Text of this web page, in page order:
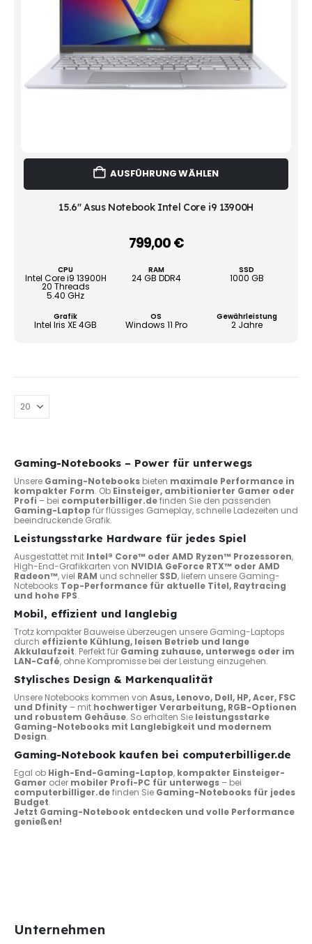
AUSFÜHRUNG WÄHLEN
weist
15.6" Asus Notebook Intel Core i9 13900H
799,00€–
CPU
Intel Core i9 13900H
20 Threads
5.40 GHz
RAM
24 GB DDR4
SSD
1000 GB
Grafik
Intel Iris XE 4GB
OS
Windows 11 Pro
Gewährleistung
2 Jahre
Gaming-Notebooks – Power für unterwegs
Unsere Gaming-Notebooks bieten maximale Performance in
kompakter Form. Ob Einsteiger, ambitionierter Gamer oder
Profi – bei computerbilliger.definden Sie den passenden
Gaming-Laptop für flüssiges Gameplay, schnelle Ladezeiten und
beeindruckende Grafik.
Leistungsstarke Hardware für jedes Spiel
Ausgestattet mit Intel® Core™ oder AMD Ryzen™ Prozessoren,
High-End-Grafikkarten von NVIDIA GeForce RTX™ oder AMD
Radeon™, viel RAM und schneller SSD, liefern unsere Gaming-
Notebooks Top-Performance für aktuelle Titel, Raytracing
und hohe FPS.
Mobil, effizient und langlebig
Trotz kompakter Bauweise überzeugen unsere Gaming-Laptops
durch effiziente Kühlung, leisen Betrieb und lange
Akkulaufzeit. Perfekt für Gaming zuhause, unterwegs oder im
LAN-Café, ohne Kompromisse bei der Leistung einzugehen.
Stylisches Design & Markenqualität
Unsere Notebooks kommen von Asus, Lenovo, Dell, HP, Acer, FSC
und Dfinity – mit hochwertiger Verarbeitung, RGB-Optionen
und robustem Gehäuse. So erhalten Sie leistungsstarke
Gaming-Notebooks mit Langlebigkeit und modernem
Design.
Gaming-Notebook kaufen bei computerbilliger.de
Egal ob High-End-Gaming-Laptop, kompakter Einsteiger-
Gamer oder mobiler Profi-PC für unterwegs – bei
computerbilliger.definden Sie Gaming-Notebooks für jedes
Budget.
Jetzt Gaming-Notebook entdecken und volle Performance
genießen!
Unternehmen